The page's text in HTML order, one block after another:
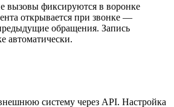
вызовы фиксируются в воронке
открывается при звонке —
обращения. Запись
автоматически.
систему через API. Настройка